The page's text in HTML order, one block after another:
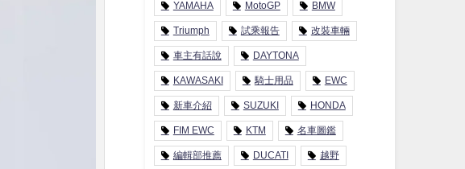
YAMAHA MotoGP BMW
Triumph 試乘報告 改裝車輛
車主有話說 DAYTONA
KAWASAKI 騎士用品 EWC
新車介紹 SUZUKI HONDA
FIM EWC KTM 名車圖鑑
編輯部推薦 DUCATI 越野